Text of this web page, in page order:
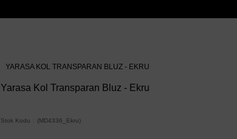
YARASA KOL TRANSPARAN BLUZ - EKRU
Yarasa Kol Transparan Bluz - Ekru
Stok Kodu (MD4336_Ekru)